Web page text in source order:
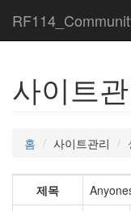
사이트
홈 사이트관리
제목